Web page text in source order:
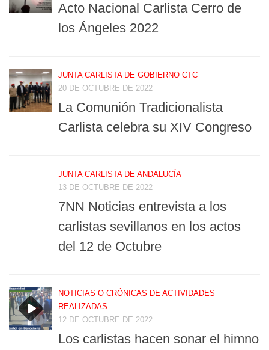
Acto Nacional Carlista Cerro de
los Ángeles 2022
JUNTA CARLISTA DE GOBIERNO CTC
20 DE OCTUBRE DE 2022
La Comunión Tradicionalista
Carlista celebra su XIV Congreso
JUNTA CARLISTA DE ANDALUCÍA
13 DE OCTUBRE DE 2022
7NN Noticias entrevista a los
carlistas sevillanos en los actos
del 12 de Octubre
NOTICIAS O CRÓNICAS DE ACTIVIDADES
REALIZADAS
12 DE OCTUBRE DE 2022
Los carlistas hacen sonar el himno